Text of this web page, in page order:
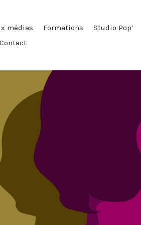
médias Formations
Studio Pop’
Contact